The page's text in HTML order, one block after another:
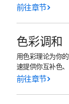
前往章节
色彩调和
用色彩理论为你
速提供你互补色
前往章节